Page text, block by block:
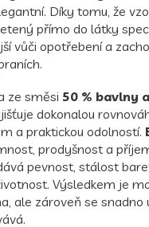
Díky tomu, že
přímo do látky
vůči opotřebení a
ze směsi 50 % bavlny
dokonalou
a praktickou odolností.
prodyšnost a
pevnost, stálost
Výsledkem je
ale zároveň se snadno